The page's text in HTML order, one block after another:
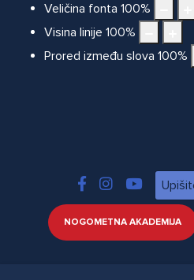
Veličina fonta 100%
Visina linije 100%
Prored između slova 100%
NOGOMETNA AKADEMIJA